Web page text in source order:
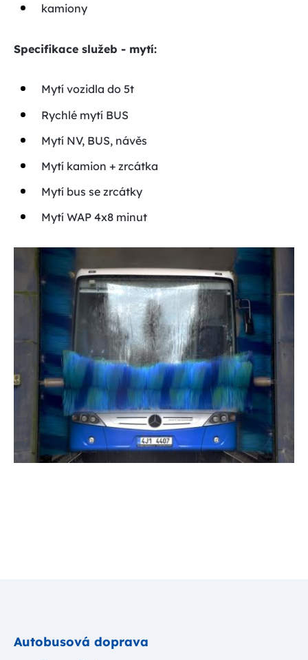
kamiony
Specifikace služeb - mytí:
Mytí vozidla do 5t
Rychlé mytí BUS
Mytí NV, BUS, návěs
Mytí kamion + zrcátka
Mytí bus se zrcátky
Mytí WAP 4x8 minut
Autobusová doprava